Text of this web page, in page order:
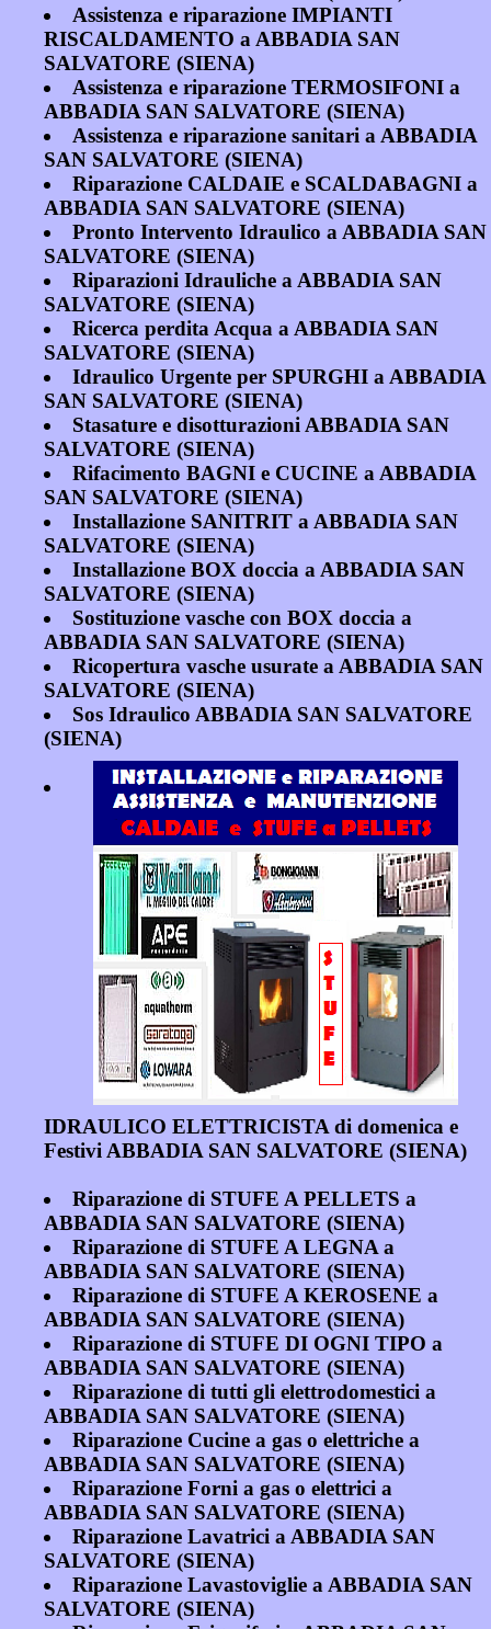
Assistenza e riparazione IMPIANTI
RISCALDAMENTO a ABBADIA SAN
SALVATORE (SIENA)
Assistenza e riparazione TERMOSIFONI a
ABBADIA SAN SALVATORE (SIENA)
Assistenza e riparazione sanitari a ABBADIA
SAN SALVATORE (SIENA)
Riparazione CALDAIE e SCALDABAGNI a
ABBADIA SAN SALVATORE (SIENA)
Pronto Intervento Idraulico a ABBADIA SAN
SALVATORE (SIENA)
Riparazioni Idrauliche a ABBADIA SAN
SALVATORE (SIENA)
Ricerca perdita Acqua a ABBADIA SAN
SALVATORE (SIENA)
Idraulico Urgente per SPURGHI a ABBADIA
SAN SALVATORE (SIENA)
Stasature e disotturazioni ABBADIA SAN
SALVATORE (SIENA)
Rifacimento BAGNI e CUCINE a ABBADIA
SAN SALVATORE (SIENA)
Installazione SANITRIT a ABBADIA SAN
SALVATORE (SIENA)
Installazione BOX doccia a ABBADIA SAN
SALVATORE (SIENA)
Sostituzione vasche con BOX doccia a
ABBADIA SAN SALVATORE (SIENA)
Ricopertura vasche usurate a ABBADIA SAN
SALVATORE (SIENA)
Sos Idraulico ABBADIA SAN SALVATORE
(SIENA)
IDRAULICO ELETTRICISTA di domenica e
Festivi ABBADIA SAN SALVATORE (SIENA)
Riparazione di STUFE A PELLETS a
ABBADIA SAN SALVATORE (SIENA)
Riparazione di STUFE A LEGNA a
ABBADIA SAN SALVATORE (SIENA)
Riparazione di STUFE A KEROSENE a
ABBADIA SAN SALVATORE (SIENA)
Riparazione di STUFE DI OGNI TIPO a
ABBADIA SAN SALVATORE (SIENA)
Riparazione di tutti gli elettrodomestici a
ABBADIA SAN SALVATORE (SIENA)
Riparazione Cucine a gas o elettriche a
ABBADIA SAN SALVATORE (SIENA)
Riparazione Forni a gas o elettrici a
ABBADIA SAN SALVATORE (SIENA)
Riparazione Lavatrici a ABBADIA SAN
SALVATORE (SIENA)
Riparazione Lavastoviglie a ABBADIA SAN
SALVATORE (SIENA)